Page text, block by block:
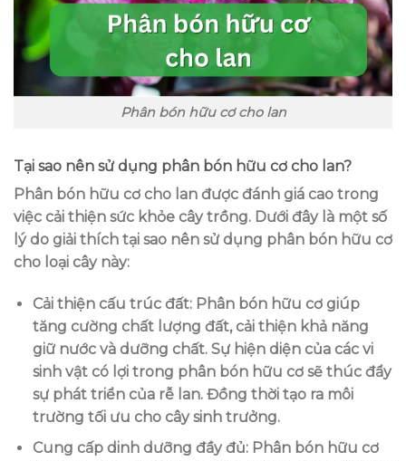
Phân bón hữu cơ cho lan
Tại sao nên sử dụng phân bón hữu cơ cho lan?
Phân bón hữu cơ cho lan được đánh giá cao trong
việc cải thiện sức khỏe cây trồng. Dưới đây là một số
lý do giải thích tại sao nên sử dụng phân bón hữu cơ
cho loại cây này:
Cải thiện cấu trúc đất: Phân bón hữu cơ giúp
tăng cường chất lượng đất, cải thiện khả năng
giữ nước và dưỡng chất. Sự hiện diện của các vi
sinh vật có lợi trong phân bón hữu cơ sẽ thúc đẩy
sự phát triển của rễ lan. Đồng thời tạo ra môi
trường tối ưu cho cây sinh trưởng.
Cung cấp dinh dưỡng đầy đủ: Phân bón hữu cơ